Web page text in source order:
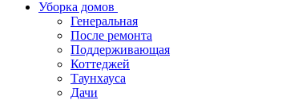
Уборка домов
Генеральная
После ремонта
Поддерживающая
Коттеджей
Таунхауса
Дачи